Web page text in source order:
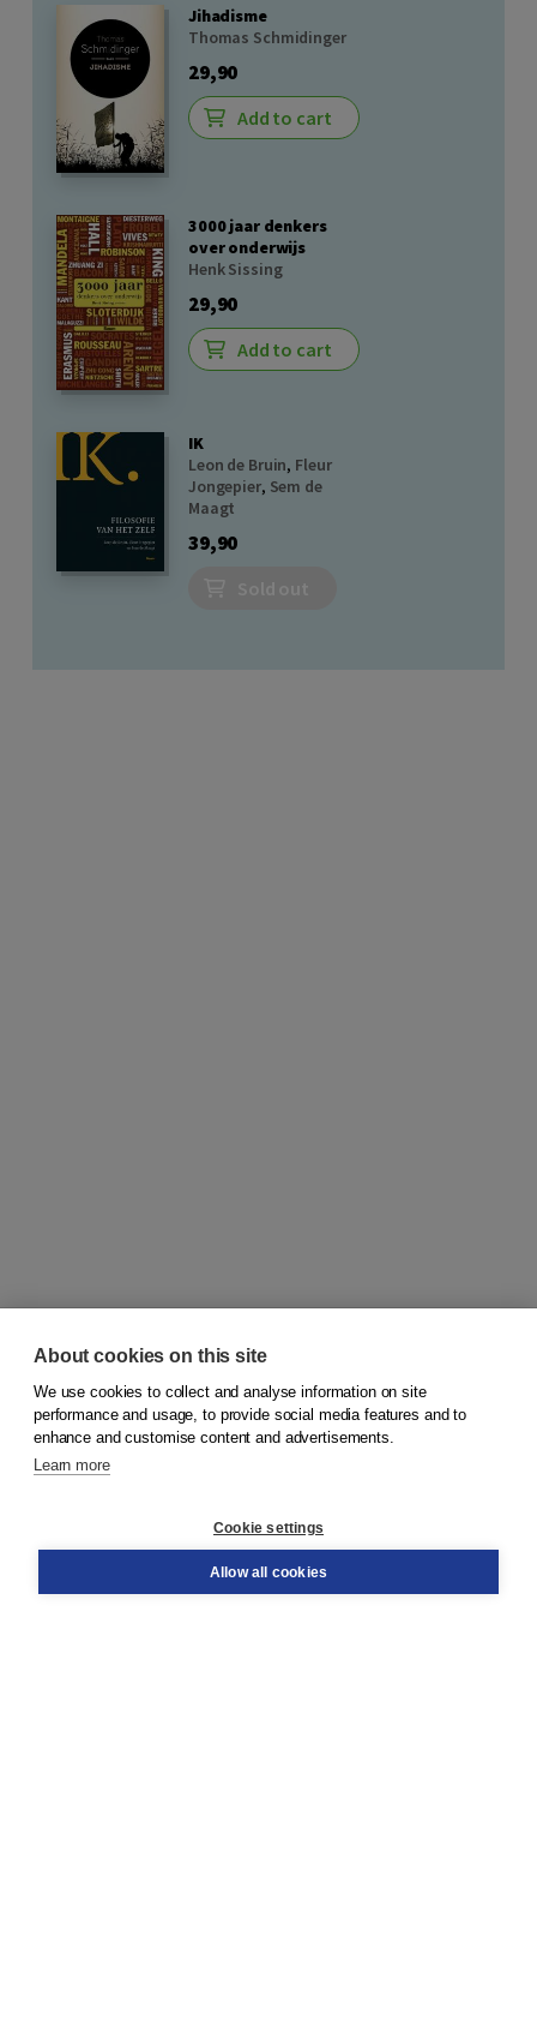
Jihadisme
Thomas Schmidinger
29,90
Add to cart
3000 jaar denkers
over onderwijs
Henk Sissing
29,90
Add to cart
IK
Leon de Bruin, Fleur
Jongepier, Sem de
Maagt
39,90
© 2026Koninklijke Boom uitgevers
Order
About cookies on this site
We use cookies to collect and analyse information on site
performance and usage, to provide social media features and to
enhance and customise content and advertisements.
Learn more
Cookie settings
Allow all cookies